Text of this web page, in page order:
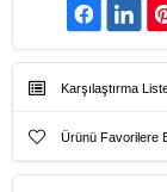
Karşılaştırma
Ürünü Favorilere